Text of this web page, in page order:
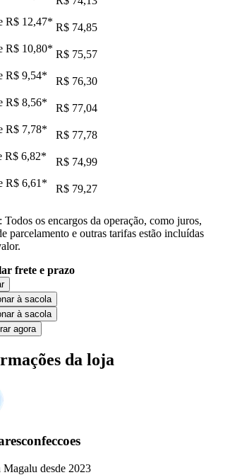
R$ 12,47* R$ 74,85
R$ 10,80* R$ 75,57
R$ 9,54*
R$ 76,30
R$ 8,56*
R$ 77,04
R$ 7,78*
R$ 77,78
R$ 6,82*
R$ 74,99
R$ 6,61 * R$ 79,27
Todos os encargos da operação, como juros,
parcelamento e outras tarifas estão incluídas
frete e prazo
à sacola
à sacola
agora
da loja
desde 2023